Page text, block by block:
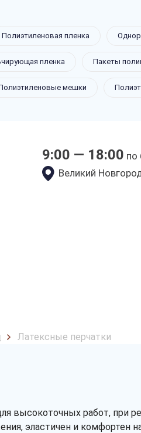
Полиэтиленовая пленка
пленка Пакеты
мешки
9:00 — 18:00 по
Великий
цены
Латексные перчатки
высокоточных работ, при
эластичен и